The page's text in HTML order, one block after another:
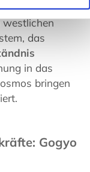
das
in das
bringen
Gogyo